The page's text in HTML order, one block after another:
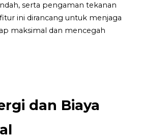
serta pengaman tekanan
ini dirancang untuk menjaga
maksimal dan mencegah
dan Biaya